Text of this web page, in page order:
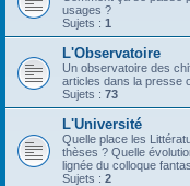
usages ?
Sujets : 1
L'Observatoire
Un observatoire des
articles dans la presse
Sujets : 73
L'Université
Quelle place les
thèses ? Quelle
lignée du colloque
Sujets : 2